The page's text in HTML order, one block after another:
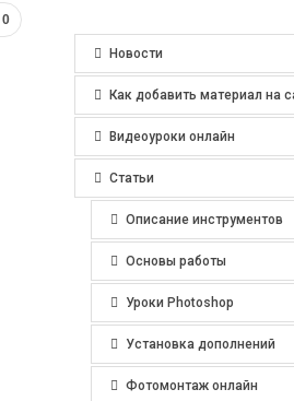
0
Новости
Как добавить материал на
Видеоуроки онлайн
Статьи
Описание инструментов
Основы работы
Уроки Photoshop
Установка дополнений
Фотомонтаж онлайн